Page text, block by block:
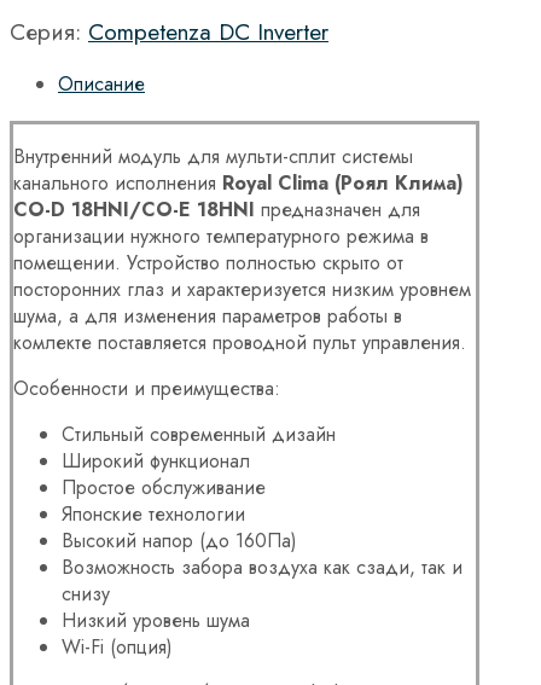
Серия: Competenza DC Inverter
Описание
Внутренний модуль для мульти-сплит системы
канального исполнения Royal Clima (Роял Клима)
CO-D 18HNI/CO-E 18HNI предназначен для
организации нужного температурного режима в
помещении. Устройство полностью скрыто от
посторонних глаз и характеризуется низким уровнем
шума, а для изменения параметров работы в
комлекте поставляется проводной пульт управления.
Особенности и преимущества:
Стильный современный дизайн
Широкий функционал
Простое обслуживание
Японские технологии
Высокий напор (до 160Па)
Возможность забора воздуха как сзади, так и
снизу
Низкий уровень шума
Wi-Fi (опция)